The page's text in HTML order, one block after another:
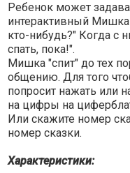
Ребенок может
интерактивный Мишка
кто-нибудь?" Когда с
спать, пока!".
Мишка "спит" до тех
общению. Для того
попросит нажать или
на цифры на
Или скажите номер
номер сказки.
Характеристики: